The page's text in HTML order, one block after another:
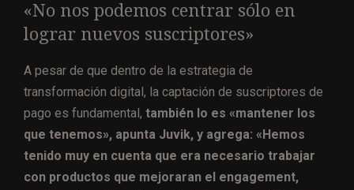
«No nos podemos centrar sólo en
lograr nuevos suscriptores»
A pesar de que dentro de la estrategia de
transformación digital, la captación de suscriptores de
pago es fundamental, también lo es «mantener los
que tenemos», apunta Juvik, y agrega: «Hemos
tenido muy en cuenta que era necesario trabajar
con productos que mejoraran el engagement,